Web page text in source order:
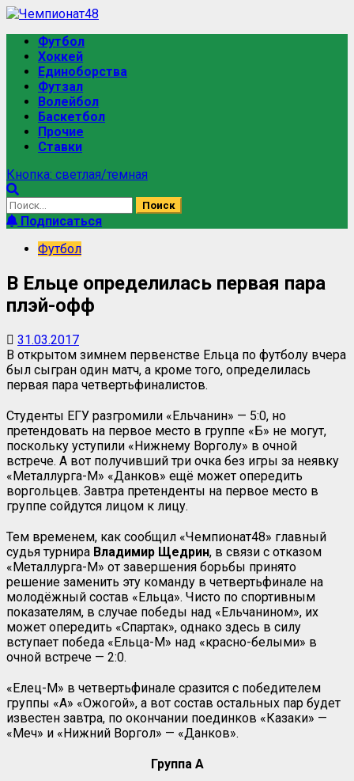
Футбол
Хоккей
Единоборства
Футзал
Волейбол
Баскетбол
Прочие
Ставки
Кнопка: светлая/темная
Подписаться
Футбол
В Ельце определилась первая пара
плэй-офф
31.03.2017
В открытом зимнем первенстве Ельца по футболу вчера
был сыгран один матч, а кроме того, определилась
первая пара четвертьфиналистов.
Студенты ЕГУ разгромили «Ельчанин» — 5:0, но
претендовать на первое место в группе «Б» не могут,
поскольку уступили «Нижнему Ворголу» в очной
встрече. А вот получивший три очка без игры за неявку
«Металлурга-М» «Данков» ещё может опередить
воргольцев. Завтра претенденты на первое место в
группе сойдутся лицом к лицу.
Тем временем, как сообщил «Чемпионат48» главный
судья турнира Владимир Щедрин, в связи с отказом
«Металлурга-М» от завершения борьбы принято
решение заменить эту команду в четвертьфинале на
молодёжный состав «Ельца». Чисто по спортивным
показателям, в случае победы над «Ельчанином», их
может опередить «Спартак», однако здесь в силу
вступает победа «Ельца-М» над «красно-белыми» в
очной встрече — 2:0.
«Елец-М» в четвертьфинале сразится с победителем
группы «А» «Ожогой», а вот состав остальных пар будет
известен завтра, по окончании поединков «Казаки» —
«Меч» и «Нижний Воргол» — «Данков».
Группа А